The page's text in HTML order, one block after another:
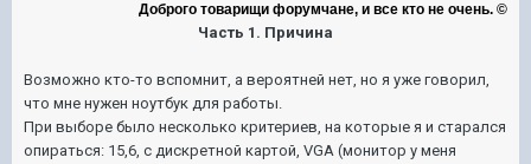
Доброго товарищи форумчане, и все кто не очень. ©
Часть 1. Причина
Возможно кто-то вспомнит, а вероятней нет, но я уже говорил,
что мне нужен ноутбук для работы.
При выборе было несколько критериев, на которые я и старался
опираться: 15,6, с дискретной картой, VGA (монитор у меня